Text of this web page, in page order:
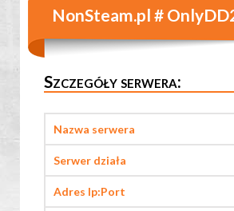
NonSteam.pl #
Szczegóły serwera:
Nazwa serwera
Serwer działa
Adres Ip:Port